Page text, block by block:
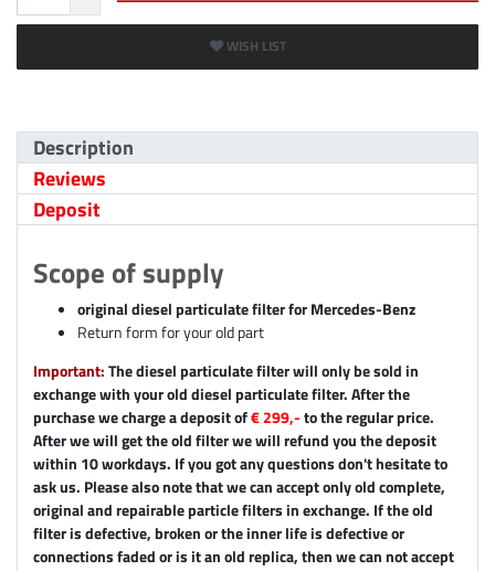
WISH LIST
Description
Reviews
Deposit
Scope of supply
original diesel particulate filter for Mercedes-Benz
Return form for your old part
Important:The diesel particulate filter will only be sold in
exchange with your old diesel particulate filter. After the
purchase we charge a deposit of€ 299,-to the regular price.
After we will get the old filter we will refund you the deposit
within 10 workdays. If you got any questions don't hesitate to
ask us. Please also note that we can accept only old complete,
original and repairable particle filters in exchange. If the old
filter is defective, broken or the inner life is defective or
connections faded or is it an old replica, then we can not accept